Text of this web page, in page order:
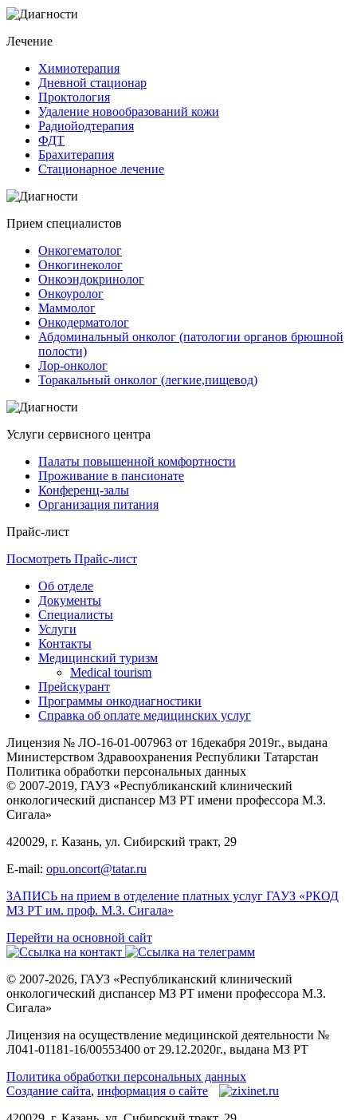
Лечение
Химиотерапия
Дневной стационар
Проктология
Удаление новообразований кожи
Радиойодтерапия
ФДТ
Брахитерапия
Стационарное лечение
Прием специалистов
Онкогематолог
Онкогинеколог
Онкоэндокринолог
Онкоуролог
Маммолог
Онкодерматолог
Абдоминальный онколог (патологии органов брюшной
полости)
Лор-онколог
Торакальный онколог (легкие,пищевод)
Услуги сервисного центра
Палаты повышенной комфортности
Проживание в пансионате
Конференц-залы
Организация питания
Прайс-лист
Посмотреть Прайс-лист
Об отделе
Документы
Специалисты
Услуги
Контакты
Медицинский туризм
Medical tourism
Прейскурант
Программы онкодиагностики
Справка об оплате медицинских услуг
Лицензия № ЛО-16-01-007963 от 16декабря 2019г., выдана
Министерством Здравоохранения Республики Татарстан
Политика обработки персональных данных
© 2007-2019, ГАУЗ «Республиканский клинический
онкологический диспансер МЗ РТ имени профессора М.З.
Сигала»
420029, г. Казань, ул. Сибирский тракт, 29
E-mail: opu.oncort@tatar.ru
ЗАПИСЬ на прием в отделение платных услуг ГАУЗ «РКОД
МЗ РТ им. проф. М.З. Сигала»
Перейти на основной сайт
© 2007-2026, ГАУЗ «Республиканский клинический
онкологический диспансер МЗ РТ имени профессора М.З.
Сигала»
Лицензия на осуществление медицинской деятельности №
Л041-01181-16/00553400 от 29.12.2020г., выдана МЗ РТ
Политика обработки персональных данных
Создание сайта, информация о сайте